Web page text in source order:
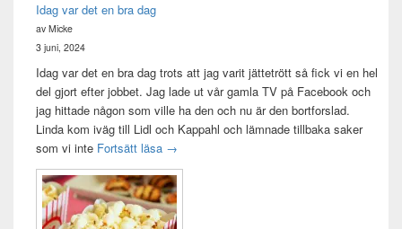
Idag var det en bra dag
av Micke
3 juni, 2024
Idag var det en bra dag trots att jag varit jättetrött så fick vi en hel
del gjort efter jobbet. Jag lade ut vår gamla TV på Facebook och
jag hittade någon som ville ha den och nu är den bortforslad.
Linda kom iväg till Lidl och Kappahl och lämnade tillbaka saker
som vi inte Fortsätt läsa Idag var det en bra dag
→